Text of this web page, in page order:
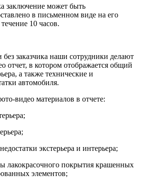
заключение может быть
в письменном виде на его
10 часов.
без заказчика наши сотрудники делают
отчет, в котором отображается общий
а также технические и
автомобиля.
видео материалов в отчете:
экстерьера и интерьера;
лакокрасочного покрытия крашенных
элементов;